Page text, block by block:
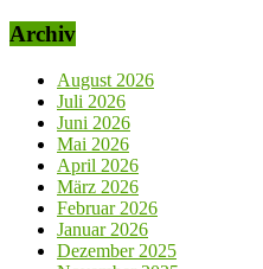
Archiv
August 2026
Juli 2026
Juni 2026
Mai 2026
April 2026
März 2026
Februar 2026
Januar 2026
Dezember 2025